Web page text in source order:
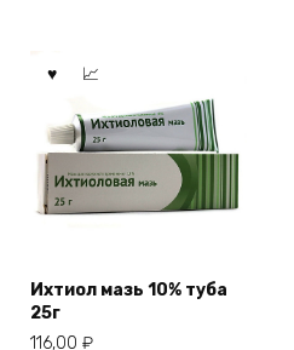
Ихтиол мазь 10% туба
25г
116,00 ₽